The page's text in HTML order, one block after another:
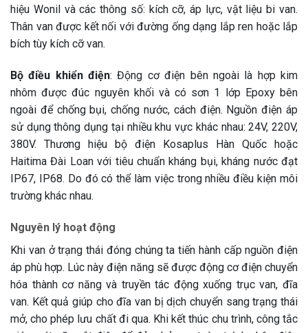
hiệu Wonil và các thông số: kích cỡ, áp lực, vật liệu bi van.
Thân van được kết nối với đường ống dạng lắp ren hoặc lắp
bích tùy kích cỡ van.
Bộ điều khiển điện: Động cơ điện bên ngoài là hợp kim
nhôm được đúc nguyên khối và có sơn 1 lớp Epoxy bên
ngoài để chống bụi, chống nước, cách điện. Nguồn điện áp
sử dụng thông dụng tại nhiều khu vực khác nhau: 24V, 220V,
380V. Thương hiệu bộ điện Kosaplus Hàn Quốc hoặc
Haitima Đài Loan với tiêu chuẩn kháng bụi, kháng nước đạt
IP67, IP68. Do đó có thể làm việc trong nhiều điều kiện môi
trường khác nhau.
Nguyên lý hoạt động
Khi van ở trạng thái đóng chúng ta tiến hành cấp nguồn điện
áp phù hợp. Lúc này điện năng sẽ được động cơ điện chuyển
hóa thành cơ năng và truyền tác động xuống trục van, đĩa
van. Kết quả giúp cho đĩa van bị dịch chuyển sang trạng thái
mở, cho phép lưu chất đi qua. Khi kết thúc chu trình, công tắc